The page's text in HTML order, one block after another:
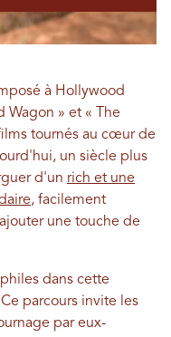
à Hollywood
Wagon » et « The
tournés au cœur de
un siècle plus
d'un rich et une
, facilement
une touche de
dans cette
Ce parcours invite les
par eux-